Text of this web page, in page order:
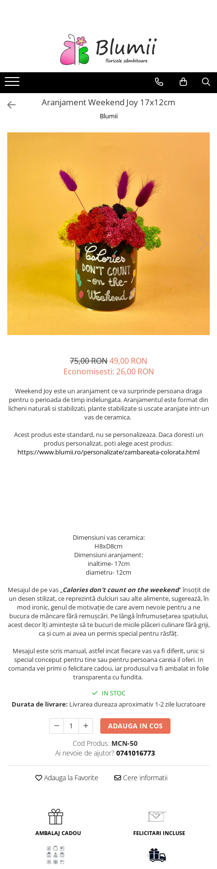
FLORI NATURALE
ARANJAMENTE
INAPOI LA SCOALA
FLORI CRIOGENATE
STATUI
Aranjament Weekend Joy 17x12cm
Blumii
75,00 RON49,00 RON
Economisesti: 26,00 RON
Weekend Joy este un aranjament ce va surprinde persoana draga
pentru o perioada de timp indelungata. Aranjamentul este format din
licheni naturali si stabilizati, plante stabilizate si uscate aranjate intr-un
vas de ceramica.
Acest produs este standard, nu se personalizeaza. Daca doresti un
produs personalizat, poti alege acest produs: ​
https://www.blumii.ro/personalizate/zambareata-colorata.html
Dimensiuni vas ceramica:
H8xD8cm
Dimensiuni aranjament:
inaltime- 17cm
diametru- 12cm
Mesajul de pe vas „Calories don't count on the weekend” însoțit de
un desen stilizat, ce reprezintă dulciuri sau alte alimente, sugerează, în
mod ironic, genul de motivație de care avem nevoie pentru a ne
bucura de mâncare fără remușcări. Pe lângă înfrumusețarea spațiului,
acest decor îți amintește să te bucuri de micile plăceri culinare fără griji,
ca și cum ai avea un permis special pentru răsfăț.
Mesajul este scris manual, astfel incat fiecare vas va fi diferit, unic si
special conceput pentru tine sau pentru persoana careia il oferi. In
comanda vei primi o felicitare cadou, iar produsul va fi ambalat in folie
transparenta cu fundita.
IN STOC
Durata de livrare: Livrarea dureaza aproximativ 1-2 zile lucratoare
ADAUGA IN COS
Cod Produs: MCN-50
Ai nevoie de ajutor? 0741016773
Adauga la Favorite Cere informatii
AMBALAJ CADOU FELICITARI INCLUSE